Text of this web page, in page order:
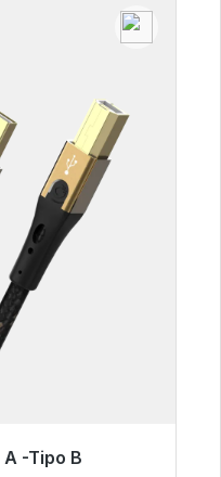
A -Tipo Btempo di